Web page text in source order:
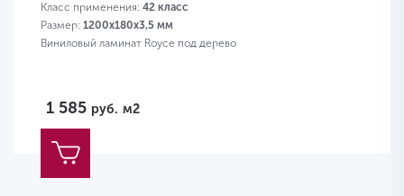
Класс применения: 42 класс
Размер: 1200х180х3,5 мм
Виниловый ламинат Royce под дерево
1 585 руб. м2